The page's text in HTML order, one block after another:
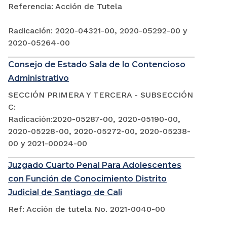
Referencia: Acción de Tutela
Radicación: 2020-04321-00, 2020-05292-00 y
2020-05264-00
Consejo de Estado Sala de lo Contencioso
Administrativo
SECCIÓN PRIMERA Y TERCERA - SUBSECCIÓN
C:
Radicación:2020-05287-00, 2020-05190-00,
2020-05228-00, 2020-05272-00, 2020-05238-
00 y 2021-00024-00
Juzgado Cuarto Penal Para Adolescentes
con Función de Conocimiento Distrito
Judicial de Santiago de Cali
Ref: Acción de tutela No. 2021-0040-00